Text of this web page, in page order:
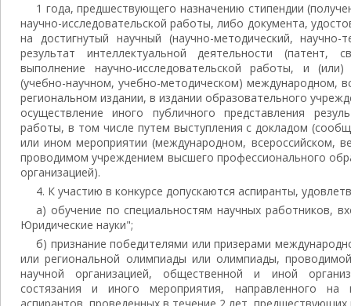
1 года, предшествующего назначению стипендии
научно-исследовательской работы, либо документа,
на достигнутый научный (научно-методический, научно-
результат интеллектуальной деятельности (патент,
выполнение научно-исследовательской работы, и
(учебно-научном, учебно-методическом) международном,
региональном издании, в издании образовательного
осуществление иного публичного представления
работы, в том числе путем выступления с докладом
или ином мероприятии (международном, всероссийском,
проводимом учреждением высшего профессионального
организацией).
4. К участию в конкурсе допускаются аспиранты,
а) обучение по специальностям научных работников,
Юридические науки";
б) признание победителями или призерами
или региональной олимпиады или олимпиады,
научной организацией, общественной и иной
состязания и иного мероприятия, направленного на